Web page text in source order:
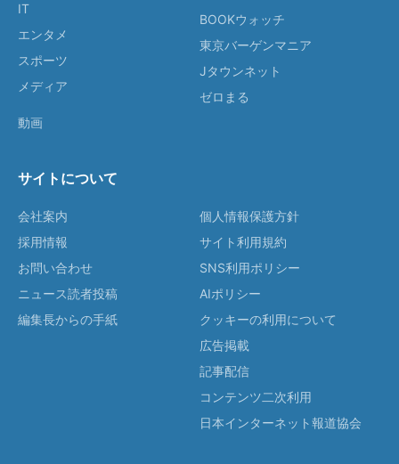
IT
エンタメ
スポーツ
メディア
動画
BOOKウォッチ
東京バーゲンマニア
Jタウンネット
ゼロまる
サイトについて
会社案内
採用情報
お問い合わせ
ニュース読者投稿
編集長からの手紙
個人情報保護方針
サイト利用規約
SNS利用ポリシー
AIポリシー
クッキーの利用について
広告掲載
記事配信
コンテンツ二次利用
日本インターネット報道協会